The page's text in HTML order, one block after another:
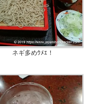
ネギ多めｳﾒｴ！